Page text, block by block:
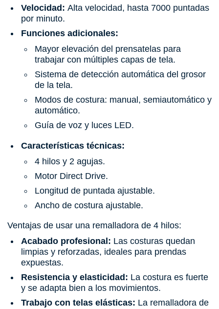
Velocidad: Alta velocidad, hasta 7000 puntadas
por minuto.
Funciones adicionales:
Mayor elevación del prensatelas para
trabajar con múltiples capas de tela.
Sistema de detección automática del grosor
de la tela.
Modos de costura: manual, semiautomático y
automático.
Guía de voz y luces LED.
Características técnicas:
4 hilos y 2 agujas.
Motor Direct Drive.
Longitud de puntada ajustable.
Ancho de costura ajustable.
Ventajas de usar una remalladora de 4 hilos:
Acabado profesional: Las costuras quedan
limpias y reforzadas, ideales para prendas
expuestas.
Resistencia y elasticidad: La costura es fuerte
y se adapta bien a los movimientos.
Trabajo con telas elásticas: La remalladora de